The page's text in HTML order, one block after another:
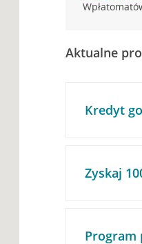
Aktualne
Kredyt
Zyskaj
Program